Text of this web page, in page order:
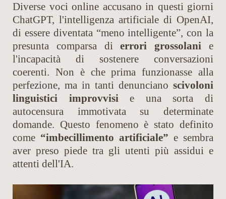
Diverse voci online accusano in questi giorni
ChatGPT, l'intelligenza artificiale di OpenAI,
di essere diventata “meno intelligente”, con la
presunta comparsa dierrori grossolani e
l'incapacità di sostenere conversazioni
coerenti. Non è che prima funzionasse alla
perfezione, ma in tanti denunciano scivoloni
linguistici improvvisie una sorta di
autocensura immotivata su determinate
domande. Questo fenomeno è stato definito
come “imbecillimento artificiale” e sembra
aver preso piede tra gli utenti più assidui e
attenti dell'IA.